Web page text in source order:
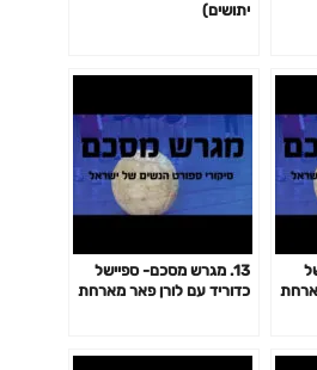
יתושים)
13. מגרש מסכם- ספיישל
כדוריד עם לורן פאר מארחת